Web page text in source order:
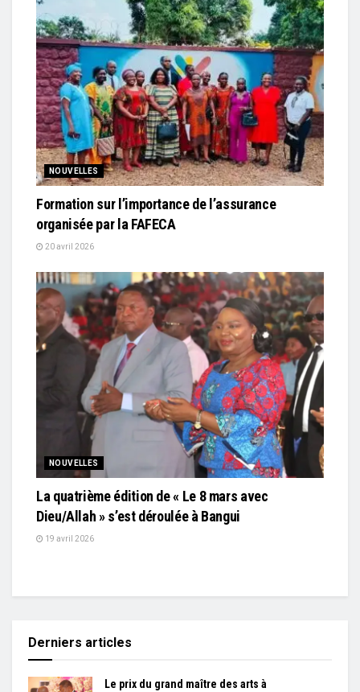
NOUVELLES
Formation sur l’importance de l’assurance
organisée par la FAFECA
20 avril 2026
NOUVELLES
La quatrième édition de « Le 8 mars avec
Dieu/Allah » s’est déroulée à Bangui
19 avril 2026
Derniers articles
Le prix du grand maître des arts à